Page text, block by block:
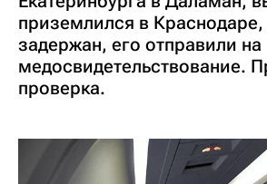
приземлился в
задержан, его отправили на
медосвидетельствование.
проверка.